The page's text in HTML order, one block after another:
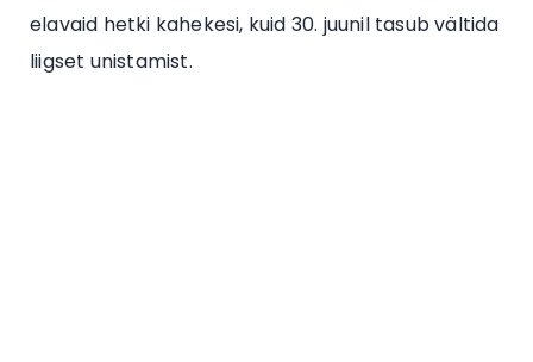
elavaid hetki kahekesi, kuid 30. juunil tasub vältida
liigset unistamist.